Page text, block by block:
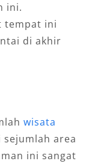
ini.
tempat ini
di akhir
wisata
area
ini sangat